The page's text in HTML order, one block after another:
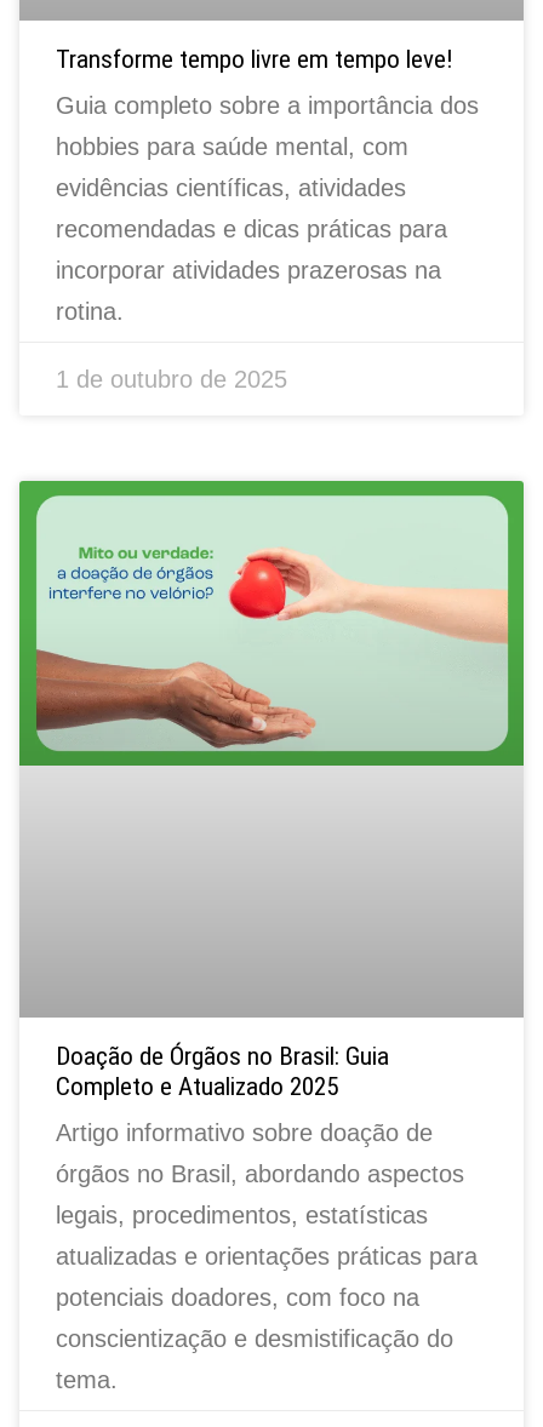
Transforme tempo livre em tempo leve!
Guia completo sobre a importância dos
hobbies para saúde mental, com
evidências científicas, atividades
recomendadas e dicas práticas para
incorporar atividades prazerosas na
rotina.
1 de outubro de 2025
Doação de Órgãos no Brasil: Guia
Completo e Atualizado 2025
Artigo informativo sobre doação de
órgãos no Brasil, abordando aspectos
legais, procedimentos, estatísticas
atualizadas e orientações práticas para
potenciais doadores, com foco na
conscientização e desmistificação do
tema.